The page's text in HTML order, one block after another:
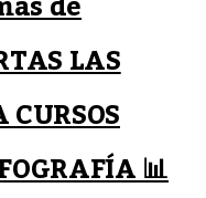
LAS
📊